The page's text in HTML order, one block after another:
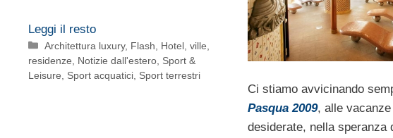
Leggi il resto
Categorie
Architettura luxury, Flash
Hotel, ville,
residenze
Notizie dall'estero Sport &
Leisure
Sport acquatici Sport terrestri
Ci stiamo avvicinando
Pasqua 2009, alle
desiderate, nella speranza